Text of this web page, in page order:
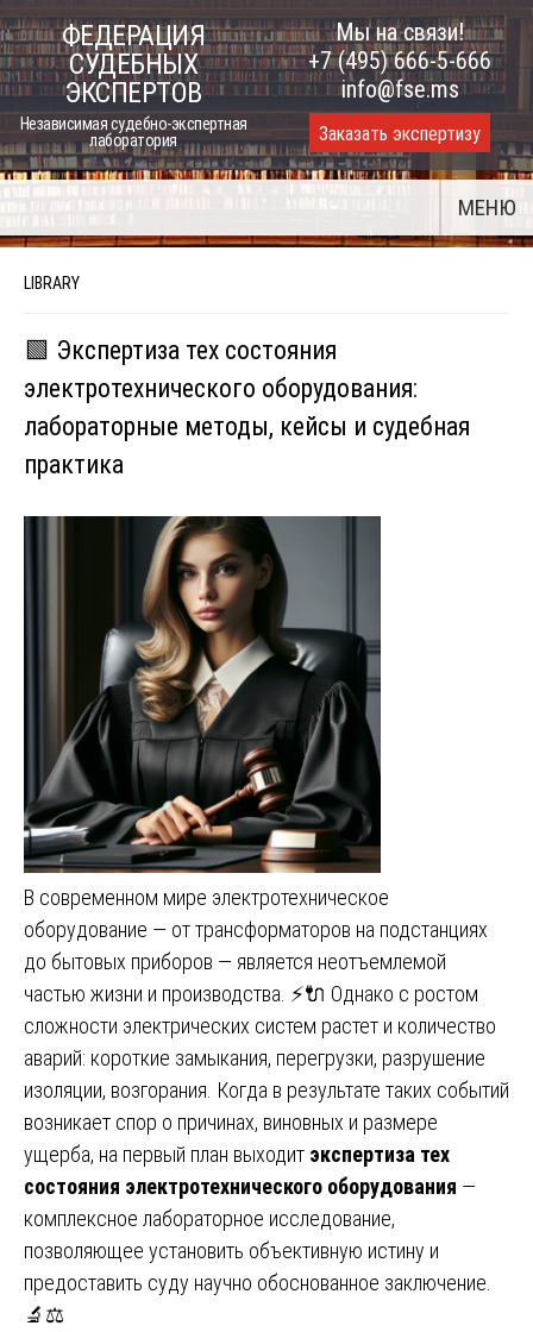
Skip
to
content
ФЕДЕРАЦИЯ
СУДЕБНЫХ
ЭКСПЕРТОВ
Независимая судебно-экспертная
лаборатория
Мы на связи!
+7 (495) 666-5-666
info@fse.ms
Заказать экспертизу
МЕНЮ
LIBRARY
🟩 Экспертиза тех состояния
электротехнического оборудования:
лабораторные методы, кейсы и судебная
практика
В современном мире электротехническое
оборудование — от трансформаторов на подстанциях
до бытовых приборов — является неотъемлемой
частью жизни и производства. ⚡🔌 Однако с ростом
сложности электрических систем растет и количество
аварий: короткие замыкания, перегрузки, разрушение
изоляции, возгорания. Когда в результате таких событий
возникает спор о причинах, виновных и размере
ущерба, на первый план выходит экспертиза тех
состояния электротехнического оборудования —
комплексное лабораторное исследование,
позволяющее установить объективную истину и
предоставить суду научно обоснованное заключение.
🔬⚖️